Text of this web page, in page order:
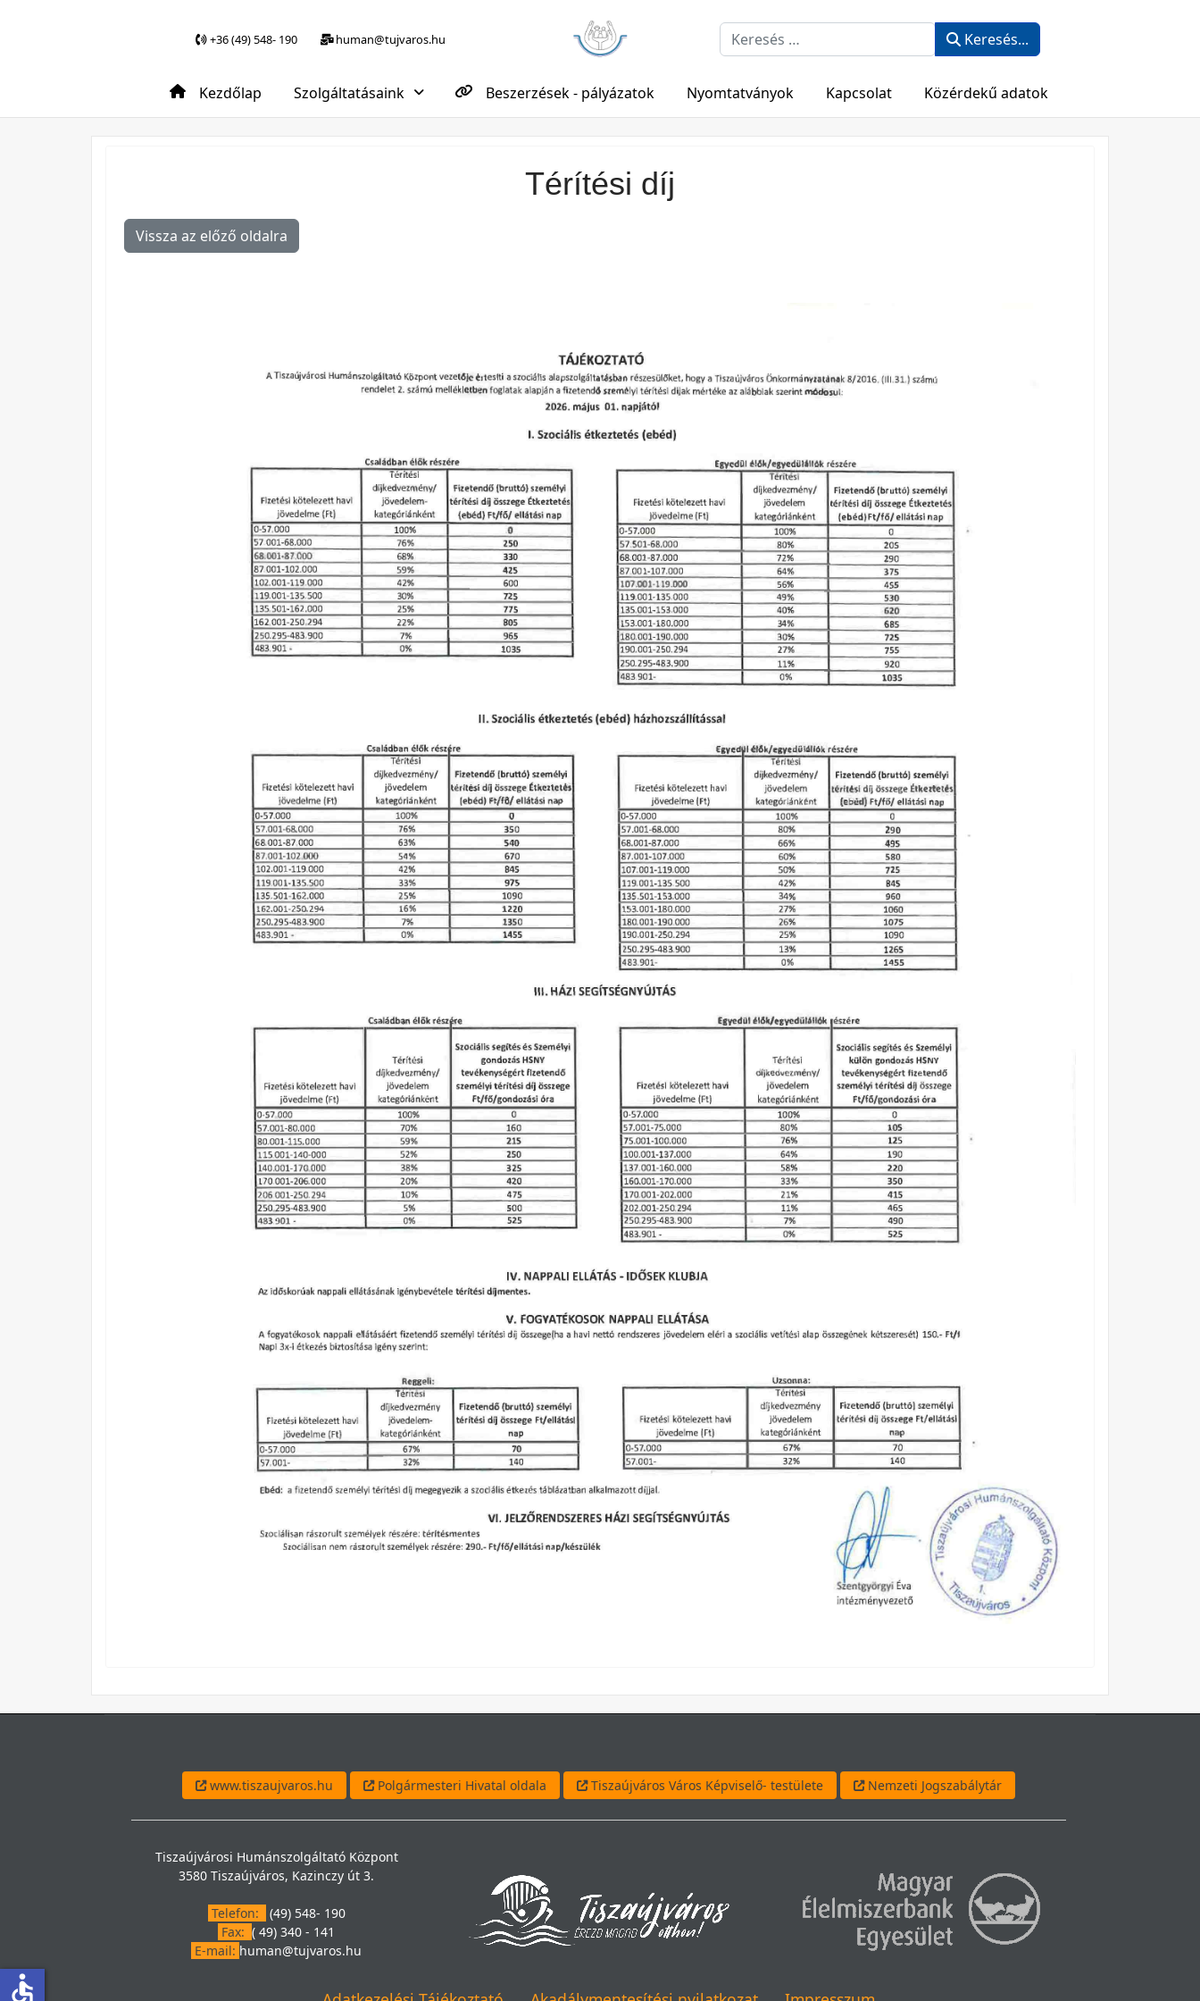
+36 (49) 548- 190 human@tujvaros.hu Keresés... Keresés...
Kezdőlap Szolgáltatásaink Beszerzések - pályázatok Nyomtatványok Kapcsolat Közérdekű adatok
Térítési díj
Vissza az előző oldalra
www.tiszaujvaros.hu Polgármesteri Hivatal oldala Tiszaújváros Város Képviselő- testülete Nemzeti Jogszabálytár
Tiszaújvárosi Humánszolgáltató Központ
3580 Tiszaújváros, Kazinczy út 3.
Telefon:
(49) 548- 190
Fax:( 49) 340 - 141
E-mail: human@tujvaros.hu
accessible